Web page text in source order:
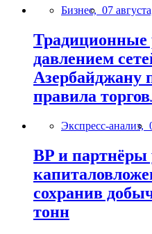
Бизнес, 07
давлением
Азербайджану
правила
Экспресс-анализ,
BP и партнёры
сохранив
тонн